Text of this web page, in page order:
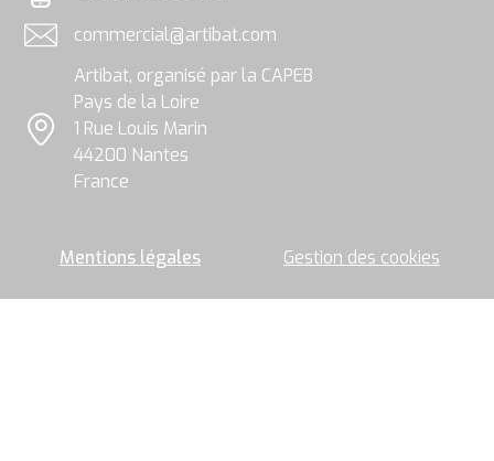
par
le
Artibat
permettre
l’envoi
Adresse email
commercial@artibat.com
Localisation
Artibat, organisé par la CAPEB
Pays de la Loire
1 Rue Louis Marin
44200 Nantes
France
Mentions légales Gestion des cookies